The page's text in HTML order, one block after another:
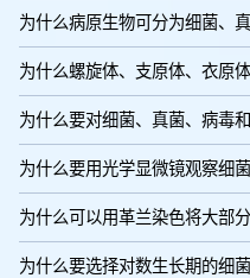
为什么病原生物可分为细菌、
为什么螺旋体、支原体、衣原
为什么要对细菌、真菌、病毒
为什么要用光学显微镜观察细
为什么可以用革兰染色将大部
为什么要选择对数生长期的细